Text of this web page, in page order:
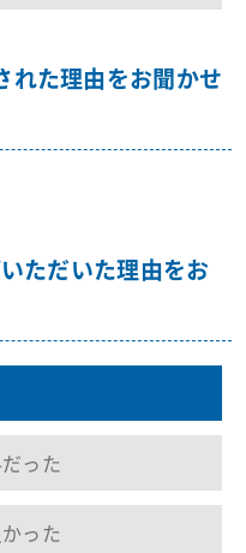
れた理由をお聞かせ
ただいた理由をお
った
った